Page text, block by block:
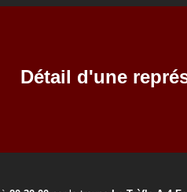
Détail d'une